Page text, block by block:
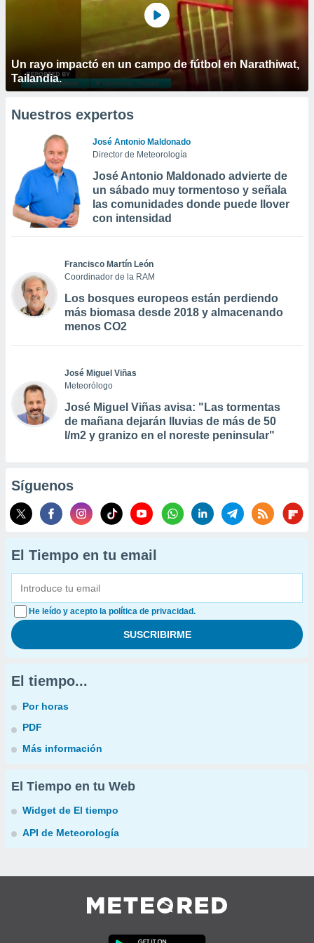
Un rayo impactó en un campo de fútbol en Narathiwat,
Tailandia.
Nuestros expertos
José Antonio Maldonado
Director de Meteorología
José Antonio Maldonado advierte de
un sábado muy tormentoso y señala
las comunidades donde puede llover
con intensidad
Francisco Martín León
Coordinador de la RAM
Los bosques europeos están perdiendo
más biomasa desde 2018 y almacenando
menos CO2
José Miguel Viñas
Meteorólogo
José Miguel Viñas avisa: "Las tormentas
de mañana dejarán lluvias de más de 50
l/m2 y granizo en el noreste peninsular"
Síguenos
El Tiempo en tu email
He leído y acepto la política de privacidad.
El tiempo...
Por horas
PDF
Más información
El Tiempo en tu Web
Widget de El tiempo
API de Meteorología